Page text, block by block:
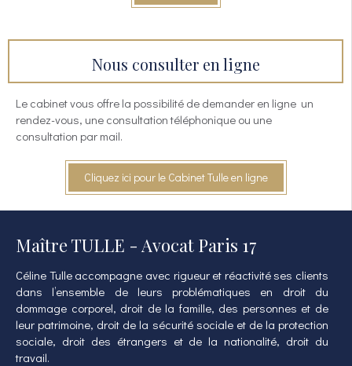
Nous consulter en ligne
Le cabinet vous offre la possibilité de demander en ligne un
rendez-vous, une consultation téléphonique ou une
consultation par mail.
Cliquez ici pour le Cabinet Tulle en ligne
Maître TULLE - Avocat Paris 17
Céline Tulle accompagne avec rigueur et réactivité ses clients
dans l’ensemble de leurs problématiques en droit du
dommage corporel, droit de la famille, des personnes et de
leur patrimoine, droit de la sécurité sociale et de la protection
sociale, droit des étrangers et de la nationalité, droit du
travail.